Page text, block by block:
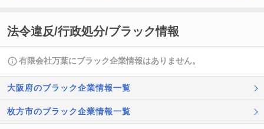
法令違反/行政処分/ブラック情報
有限会社万葉にブラック企業情報はありません。
大阪府のブラック企業情報一覧
枚方市のブラック企業情報一覧